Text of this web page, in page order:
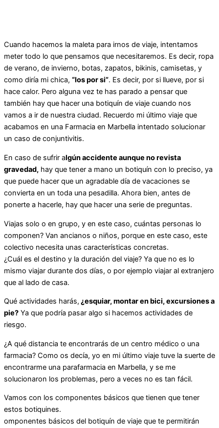
Cuando hacemos la maleta para irnos de viaje, intentamos
meter todo lo que pensamos que necesitaremos. Es decir, ropa
de verano, de invierno, botas, zapatos, bikinis, camisetas, y
como diría mi chica, “los por si”. Es decir, por si llueve, por si
hace calor. Pero alguna vez te has parado a pensar que
también hay que hacer una botiquín de viaje cuando nos
vamos a ir de nuestra ciudad. Recuerdo mi último viaje que
acabamos en una Farmacia en Marbella intentado solucionar
un caso de conjuntivitis.
En caso de sufrir algún accidente aunque no revista
gravedad, hay que tener a mano un botiquín con lo preciso, ya
que puede hacer que un agradable día de vacaciones se
convierta en un toda una pesadilla. Ahora bien, antes de
ponerte a hacerle, hay que hacer una serie de preguntas.
Viajas solo o en grupo, y en este caso, cuántas personas lo
componen? Van ancianos o niños, porque en este caso, este
colectivo necesita unas características concretas.
¿Cuál es el destino y la duración del viaje? Ya que no es lo
mismo viajar durante dos días, o por ejemplo viajar al extranjero
que al lado de casa.
Qué actividades harás, ¿esquiar, montar en bici, excursiones a
pie? Ya que podría pasar algo si hacemos actividades de
riesgo.
¿A qué distancia te encontrarás de un centro médico o una
farmacia? Como os decía, yo en mi último viaje tuve la suerte de
encontrarme una parafarmacia en Marbella, y se me
solucionaron los problemas, pero a veces no es tan fácil.
Vamos con los componentes básicos que tienen que tener
estos botiquines.
omponentes básicos del botiquín de viaje que te permitirán